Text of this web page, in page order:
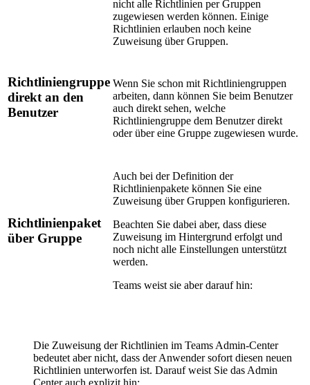
nicht alle Richtlinien per Gruppen
zugewiesen werden können. Einige
Richtlinien erlauben noch keine
Zuweisung über Gruppen.
Richtliniengruppe
direkt an den
Benutzer
Wenn Sie schon mit Richtliniengruppen
arbeiten, dann können Sie beim Benutzer
auch direkt sehen, welche
Richtliniengruppe dem Benutzer direkt
oder über eine Gruppe zugewiesen wurde.
Richtlinienpaket
über Gruppe
Auch bei der Definition der
Richtlinienpakete können Sie eine
Zuweisung über Gruppen konfigurieren.
Beachten Sie dabei aber, dass diese
Zuweisung im Hintergrund erfolgt und
noch nicht alle Einstellungen unterstützt
werden.
Teams weist sie aber darauf hin:
Die Zuweisung der Richtlinien im Teams Admin-Center
bedeutet aber nicht, dass der Anwender sofort diesen neuen
Richtlinien unterworfen ist. Darauf weist Sie das Admin
Center auch explizit hin: